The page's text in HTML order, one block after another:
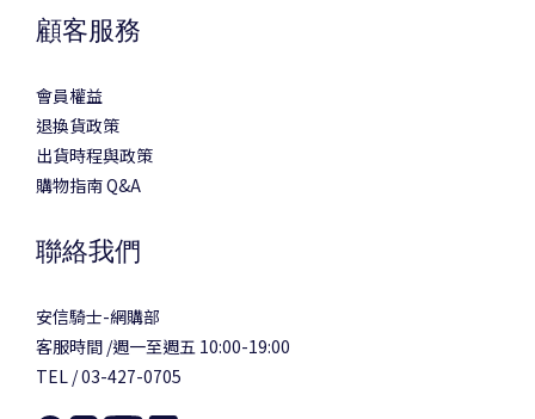
顧客服務
會員權益
退換貨政策
出貨時程與政策
購物指南 Q&A
聯絡我們
安信騎士-網購部
客服時間 /週一至週五 10:00-19:00
TEL / 03-427-0705